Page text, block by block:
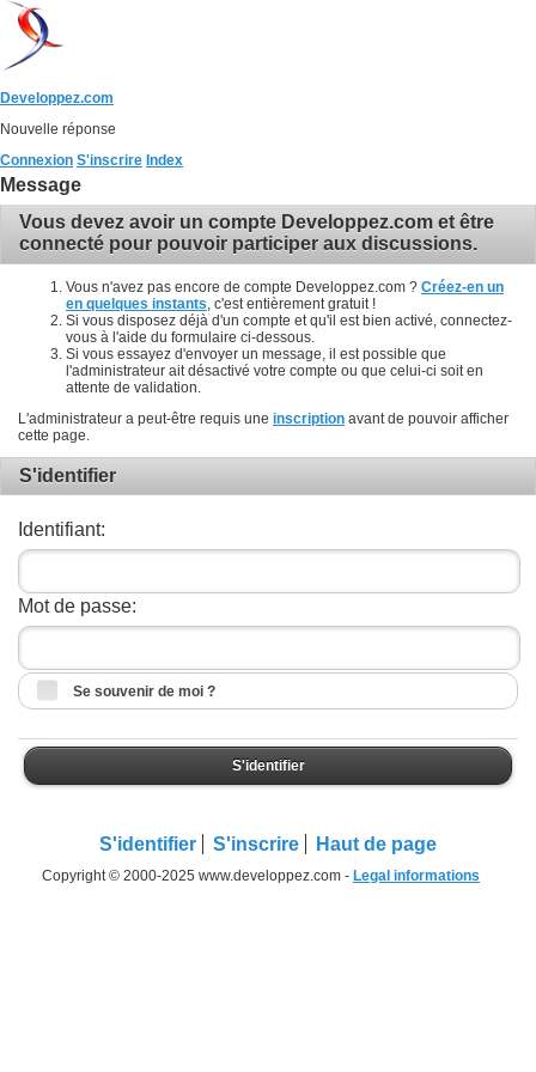
Developpez.com
Nouvelle réponse
Connexion S'inscrire Index
Message
Vous devez avoir un compte Developpez.com et être
connecté pour pouvoir participer aux discussions.
Vous n'avez pas encore de compte Developpez.com ? Créez-en un
en quelques instants , c'est entièrement gratuit !
Si vous disposez déjà d'un compte et qu'il est bien activé, connectez-
vous à l'aide du formulaire ci-dessous.
Si vous essayez d'envoyer un message, il est possible que
l'administrateur ait désactivé votre compte ou que celui-ci soit en
attente de validation.
L'administrateur a peut-être requis une inscription avant de pouvoir afficher
cette page.
S'identifier
Identifiant:
Mot de passe:
Se souvenir de moi ?
S'identifier
S'identifier S'inscrire Haut de page
Copyright © 2000-2025 www.developpez.com - Legal informations